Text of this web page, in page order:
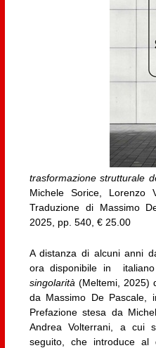
trasformazione strutturale
Michele Sorice, Lorenzo
Traduzione di Massimo
2025, pp. 540, € 25.00
A distanza di alcuni anni
ora disponibile in
singolarità (Meltemi, 2025)
da Massimo De Pascale,
Prefazione stesa da
Andrea Volterrani, a cui
seguito, che introduce